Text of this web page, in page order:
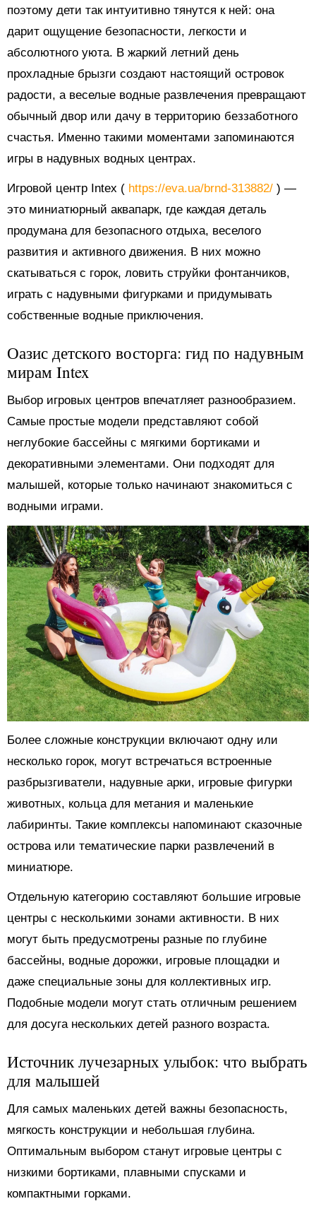
поэтому дети так интуитивно тянутся к ней: она
дарит ощущение безопасности, легкости и
абсолютного уюта. В жаркий летний день
прохладные брызги создают настоящий островок
радости, а веселые водные развлечения превращают
обычный двор или дачу в территорию беззаботного
счастья. Именно такими моментами запоминаются
игры в надувных водных центрах.
Игровой центр Intex ( https://eva.ua/brnd-313882/ ) —
это миниатюрный аквапарк, где каждая деталь
продумана для безопасного отдыха, веселого
развития и активного движения. В них можно
скатываться с горок, ловить струйки фонтанчиков,
играть с надувными фигурками и придумывать
собственные водные приключения.
Оазис детского восторга: гид по надувным
мирам Intex
Выбор игровых центров впечатляет разнообразием.
Самые простые модели представляют собой
неглубокие бассейны с мягкими бортиками и
декоративными элементами. Они подходят для
малышей, которые только начинают знакомиться с
водными играми.
Более сложные конструкции включают одну или
несколько горок, могут встречаться встроенные
разбрызгиватели, надувные арки, игровые фигурки
животных, кольца для метания и маленькие
лабиринты. Такие комплексы напоминают сказочные
острова или тематические парки развлечений в
миниатюре.
Отдельную категорию составляют большие игровые
центры с несколькими зонами активности. В них
могут быть предусмотрены разные по глубине
бассейны, водные дорожки, игровые площадки и
даже специальные зоны для коллективных игр.
Подобные модели могут стать отличным решением
для досуга нескольких детей разного возраста.
Источник лучезарных улыбок: что выбрать
для малышей
Для самых маленьких детей важны безопасность,
мягкость конструкции и небольшая глубина.
Оптимальным выбором станут игровые центры с
низкими бортиками, плавными спусками и
компактными горками.